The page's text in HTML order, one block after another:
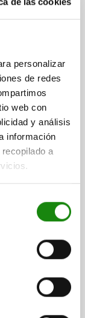
personalizar
de redes
web con
y análisis
información
a
LONGITUD=360
DETALLES
CALIENTE